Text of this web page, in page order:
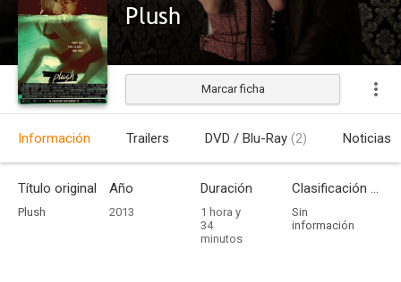
Plush
Estrenada
Marcar ficha
Información Trailers DVD / Blu-Ray (2) Noticias
Título original
Plush
Año
2013
Duración
1 hora y
34
minutos
Clasificación por edades
Sin
información